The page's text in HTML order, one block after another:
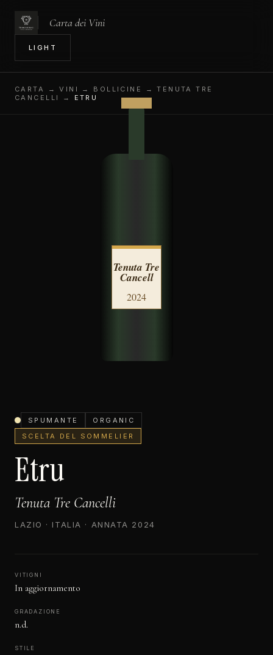
Carta dei Vini
LIGHT
CARTA
→ VINI → BOLLICINE → TENUTA TRE
CANCELLI → ETRU
Tenuta Tre
Cancell
2024
SPUMANTE
ORGANIC
SCELTA DEL SOMMELIER
Etru
Tenuta Tre Cancelli
LAZIO · ITALIA · ANNATA 2024
VITIGNI
In aggiornamento
GRADAZIONE
n.d.
STILE